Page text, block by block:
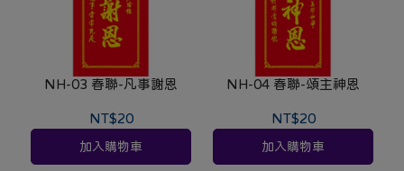
NH-03 春聯-凡事謝恩
NT$20
加入購物車
NH-04 春聯-頌主神恩
NT$20
加入購物車